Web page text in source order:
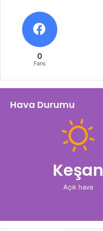
0
Fans
Hava Durumu
Keşan
Açık hava